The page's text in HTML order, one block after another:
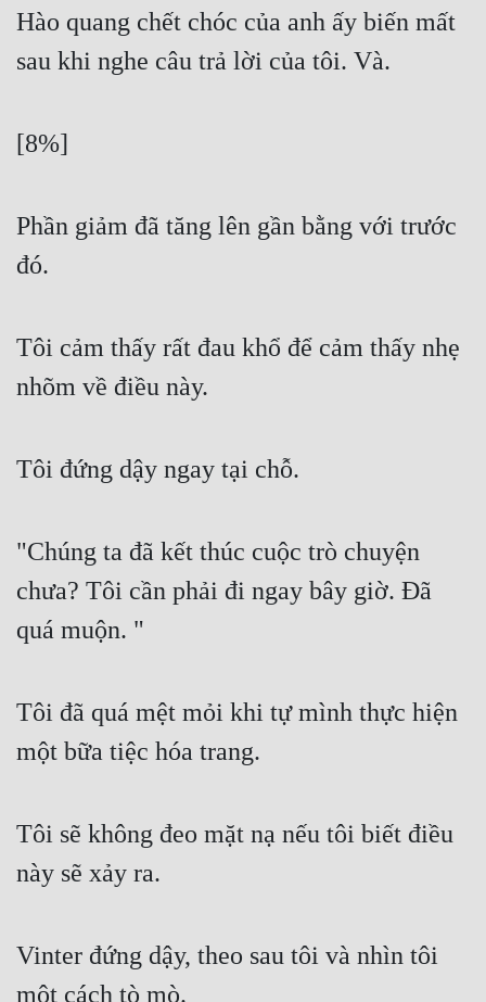
Hào quang chết chóc của anh ấy biến mất
sau khi nghe câu trả lời của tôi. Và.
[8%]
Phần giảm đã tăng lên gần bằng với trước
đó.
Tôi cảm thấy rất đau khổ để cảm thấy nhẹ
nhõm về điều này.
Tôi đứng dậy ngay tại chỗ.
"Chúng ta đã kết thúc cuộc trò chuyện
chưa? Tôi cần phải đi ngay bây giờ. Đã
quá muộn. "
Tôi đã quá mệt mỏi khi tự mình thực hiện
một bữa tiệc hóa trang.
Tôi sẽ không đeo mặt nạ nếu tôi biết điều
này sẽ xảy ra.
Vinter đứng dậy, theo sau tôi và nhìn tôi
một cách tò mò.